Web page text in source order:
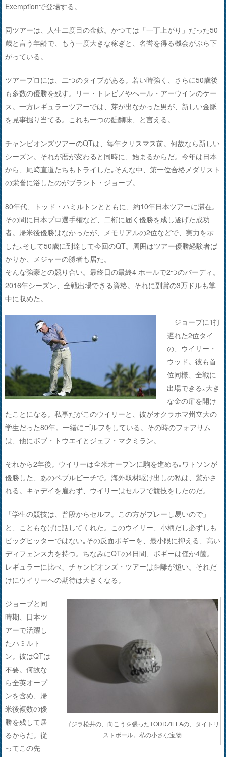
Exemptionで登場する。
同ツアーは、人生二度目の金鉱。かつては「一丁上がり」だった50
歳と言う年齢で、もう一度大きな稼ぎと、名誉を得る機会がぶら下
がっている。
ツアープロには、二つのタイプがある。若い時強く、さらに50歳後
も多数の優勝を残す。リー・トレビノやへール・アーウインのケー
ス。一方レギュラーツアーでは、芽が出なかった男が、新しい金脈
を見事掘り当てる。これも一つの醍醐味、と言える。
チャンピオンズツアーのQTは、毎年クリスマス前。何故なら新しい
シーズン。それが暦が変わると同時に、始まるからだ。今年は日本
から、尾﨑直道たちもトライした｡そんな中、第一位合格メダリスト
の栄誉に浴したのがブラント・ジョーブ。
80年代、トッド・ハミルトンとともに、約10年日本ツアーに滞在。
その間に日本プロ選手権など、二桁に届く優勝を成し遂げた成功
者。帰米後優勝はなかったが、メモリアルの2位などで、実力を示
した｡そして50歳に到達して今回のQT。周囲はツアー優勝経験者ば
かりか、メジャーの勝者も居た。
そんな強豪との競り合い。最終日の最終4 ホールで2つのバーディ。
2016年シーズン、全戦出場できる資格。それに副賞の3万ドルも掌
中に収めた。
ジョーブに1打
遅れた2位タイ
の、ウイリー・
ウッド。彼も首
位同様、全戦に
出場できる｡大き
な金の扉を開け
たことになる。私事だがこのウイリーと、彼がオクラホマ州立大の
学生だった80年。一緒にゴルフをしている。その時のフォアサム
は、他にボブ・トウエイとジェフ・マクミラン。
それから2年後。ウイリーは全米オープンに駒を進める｡ワトソンが
優勝した、あのペブルビーチで。海外取材駆け出しの私は、驚かさ
れる。キャデイを雇わず、ウイリーはセルフで競技をしたのだ。
「学生の競技は、普段からセルフ。この方がプレーし易いので」
と、こともなげに話してくれた。このウイリー、小柄だし必ずしも
ビッグヒッターではない｡その反面ボギーを、最小限に抑える、高い
ディフェンス力を持つ。ちなみにQTの4日間、ボギーは僅か4箇。
レギュラーに比べ、チャンピオンズ・ツアーは距離が短い。それだ
けにウイリーへの期待は大きくなる。
ゴジラ松井の、向こうを張ったTODDZILLAの、タイトリ
ストボール。私の小さな宝物
ジョーブと同
時期、日本ツ
アーで活躍し
たハミルト
ン。彼はQTは
不要。何故な
ら全英オープ
ンを含め、帰
米後複数の優
勝を残して居
るからだ。従
ってこの先